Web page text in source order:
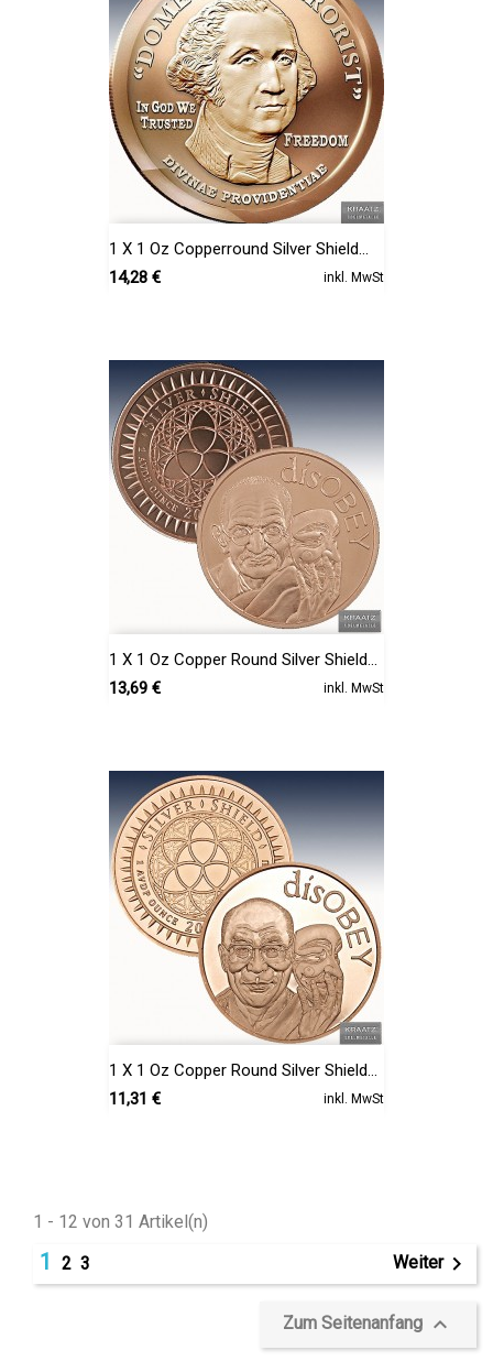
1 X 1 Oz Copperround Silver Shield...
Preis
14,28 € inkl. MwSt
1 X 1 Oz Copper Round Silver Shield...
Preis
13,69 € inkl. MwSt
1 X 1 Oz Copper Round Silver Shield...
Preis
11,31 € inkl. MwSt
1 - 12 von 31 Artikel(n)
1 2 3 Weiter
Zum Seitenanfang 